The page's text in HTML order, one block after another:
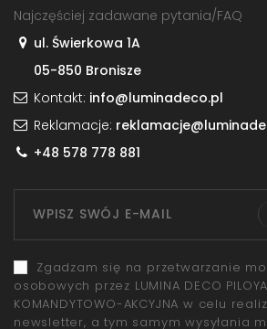
Najczęściej zadawane pytania/FAQ
ul. Świerkowa 1A
05-850 Bronisze
Kontakt: info@luminadeco.pl
Reklamacje:
+48 578 778 881
Zgadzam się na przetwarzanie
osobowych przez LUMINA DECO
KOMANDYTOWO-AKCYJNA w celu
newsletter, a tym samym wysyłania